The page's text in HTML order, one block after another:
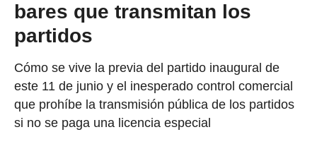
bares que transmitan los
partidos
Cómo se vive la previa del partido inaugural de
este 11 de junio y el inesperado control comercial
que prohíbe la transmisión pública de los partidos
si no se paga una licencia especial